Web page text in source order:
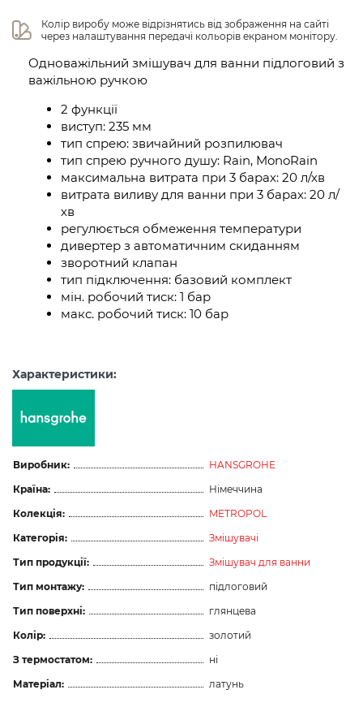
Колір виробу може відрізнятись від зображення на сайті
через налаштування передачі кольорів екраном монітору.
Одноважільний змішувач для ванни підлоговий з
важільною ручкою
2 функції
виступ: 235 мм
тип спрею: звичайний розпилювач
тип спрею ручного душу: Rain, MonoRain
максимальна витрата при 3 барах: 20 л/хв
витрата виливу для ванни при 3 барах: 20 л/
хв
регулюється обмеження температури
дивертер з автоматичним скиданням
зворотний клапан
тип підключення: базовий комплект
мін. робочий тиск: 1 бар
макс. робочий тиск: 10 бар
Характеристики:
Виробник:
HANSGROHE
Країна:
Німеччина
Колекція:
METROPOL
Категорія:
Змішувачі
Тип продукції:
Змішувач для ванни
Тип монтажу:
підлоговий
Тип поверхні:
глянцева
Колір:
золотий
З термостатом:
ні
Матеріал:
латунь